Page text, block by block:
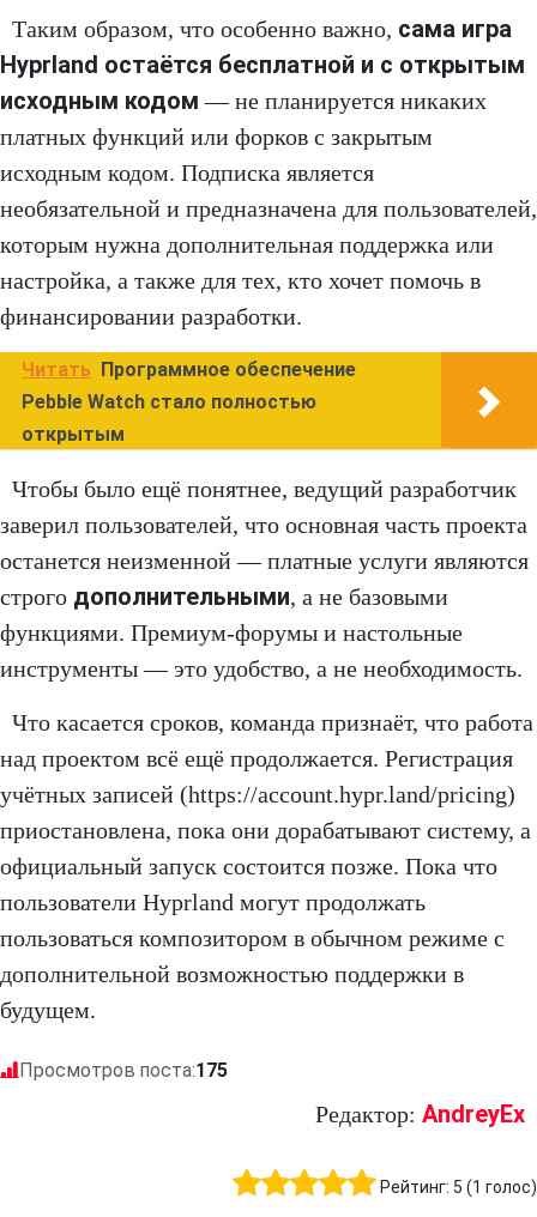
Таким образом, что особенно важно, сама игра
Hyprland остаётся бесплатной и с открытым
исходным кодом — не планируется никаких
платных функций или форков с закрытым
исходным кодом. Подписка является
необязательной и предназначена для пользователей,
которым нужна дополнительная поддержка или
настройка, а также для тех, кто хочет помочь в
финансировании разработки.
Читать
Программное обеспечение
Pebble Watch стало полностью
открытым
Чтобы было ещё понятнее, ведущий разработчик
заверил пользователей, что основная часть проекта
останется неизменной — платные услуги являются
строго дополнительными, а не базовыми
функциями. Премиум-форумы и настольные
инструменты — это удобство, а не необходимость.
Что касается сроков, команда признаёт, что работа
над проектом всё ещё продолжается. Регистрация
учётных записей (https://account.hypr.land/pricing)
приостановлена, пока они дорабатывают систему, а
официальный запуск состоится позже. Пока что
пользователи Hyprland могут продолжать
пользоваться композитором в обычном режиме с
дополнительной возможностью поддержки в
будущем.
Просмотров поста:175
Редактор: AndreyEx
Рейтинг: 5 (1 голос)